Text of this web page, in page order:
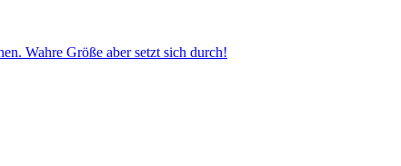
Wahre Größe aber setzt sich durch!